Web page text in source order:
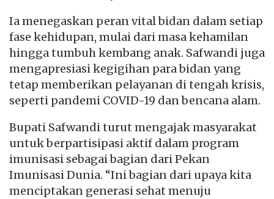
Ia menegaskan peran vital bidan dalam setiap
fase kehidupan, mulai dari masa kehamilan
hingga tumbuh kembang anak. Safwandi juga
mengapresiasi kegigihan para bidan yang
tetap memberikan pelayanan di tengah krisis,
seperti pandemi COVID-19 dan bencana alam.
Bupati Safwandi turut mengajak masyarakat
untuk berpartisipasi aktif dalam program
imunisasi sebagai bagian dari Pekan
Imunisasi Dunia. “Ini bagian dari upaya kita
menciptakan generasi sehat menuju